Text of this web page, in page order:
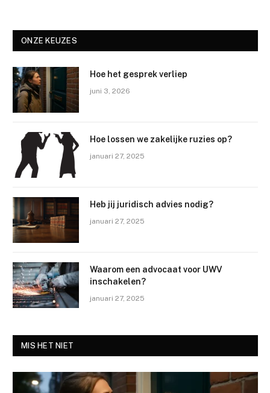
ONZE KEUZES
Hoe het gesprek verliep
juni 3, 2026
Hoe lossen we zakelijke ruzies op?
januari 27, 2025
Heb jij juridisch advies nodig?
januari 27, 2025
Waarom een advocaat voor UWV
inschakelen?
januari 27, 2025
MIS HET NIET